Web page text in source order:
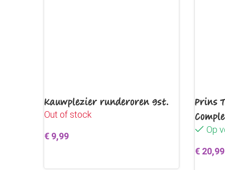
Kauwplezier runderoren 9st.
Out of stock
€ 9,99
Prins
Op
€ 20,99